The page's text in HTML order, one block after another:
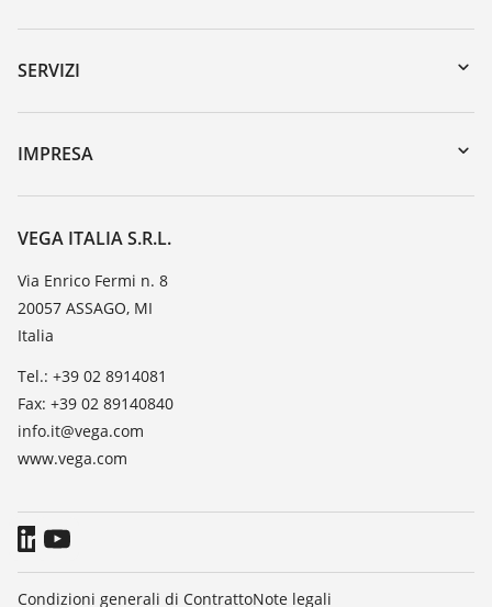
Downloads
Ricerca numero di serie
DTM Collection/PACTware
SERVIZI
Reso apparecchio
Seminari
TeamViewer
IMPRESA
VEGA, l'azienda
Contatto
Novità
Stampa
Blog
VEGA ITALIA S.R.L.
Via Enrico Fermi n. 8
20057 ASSAGO, MI
Italia
Tel.: +39 02 8914081
Fax: +39 02 89140840
info.it@vega.com
www.vega.com
Condizioni generali di ContrattoNote legali